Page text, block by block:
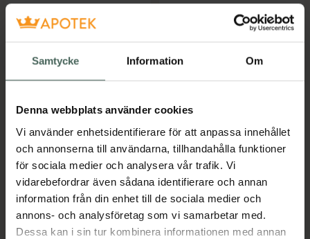
Samtycke Information Om
Denna webbplats använder cookies
Vi använder enhetsidentifierare för att anpassa innehållet
och annonserna till användarna, tillhandahålla funktioner
för sociala medier och analysera vår trafik. Vi
vidarebefordrar även sådana identifierare och annan
information från din enhet till de sociala medier och
annons- och analysföretag som vi samarbetar med.
Dessa kan i sin tur kombinera informationen med annan
Pris online
275 kr
Pris online
115 kr
Prazikvantel, Tablett,